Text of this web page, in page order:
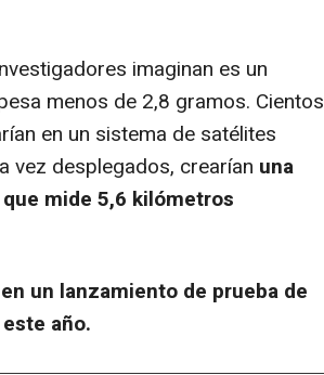
imaginan es un
menos de 2,8 gramos. Cientos
en un sistema de satélites
vez desplegados, crearían una
mide 5,6 kilómetros
un lanzamiento de prueba de
año.